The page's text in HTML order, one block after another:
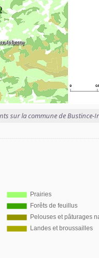
sur la commune de Bustince-